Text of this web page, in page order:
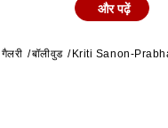
में अपनी चुप्पी साध रखी है.
और पढ़ें
बॉलीवुड Kriti Sanon-